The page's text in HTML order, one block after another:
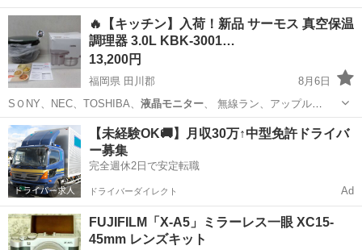
愛知 名古屋市 周辺機器 液晶モニター
🔥【キッチン】入荷！新品 サーモス 真空保温
調理器 3.0L KBK-3001…
13,200円
福岡県 田川郡
8月6日
SＯNY、NEC、TOSHIBA、 液晶モニター、 無線ラン、アップル
iPad…
福岡 田川郡 その他
【未経験OK🚚】月収30万↑中型免許ドライバ
ー募集
完全週休2日で安定転職
ドライバーダイレクト Ad
FUJIFILM「X-A5」ミラーレス一眼 XC15-
45mm レンズキット